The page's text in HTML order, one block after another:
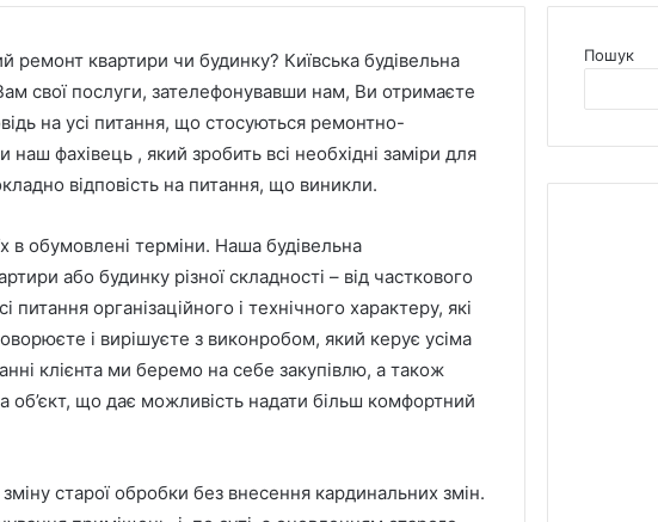
ремонт квартири чи будинку? Київська будівельна
свої послуги, зателефонувавши нам, Ви отримаєте
на усі питання, що стосуються ремонтно-
фахівець , який зробить всі необхідні заміри для
відповість на питання, що виникли.
в обумовлені терміни. Наша будівельна
або будинку різної складності – від часткового
організаційного і технічного характеру, які
і вирішуєте з виконробом, який керує усіма
клієнта ми беремо на себе закупівлю, а також
об’єкт, що дає можливість надати більш комфортний
старої обробки без внесення кардинальних змін.
Пошук